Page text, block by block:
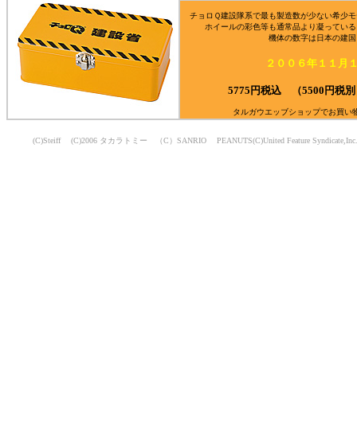
チョロＱ建設隊系で最も製造数が少ない希少
ホイールの彩色等も通常品より凝ってい
機体の数字は日本の建
２００６年１１
5775円税込 （5500円税別
タルガウエッブショップでお買い
(C)Steiff (C)2006 タカラトミー （C）SANRIO PEANUTS(C)United Feature